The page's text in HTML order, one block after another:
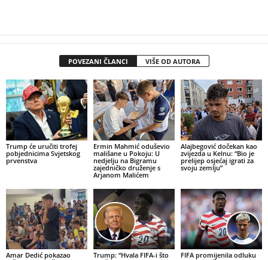
POVEZANI ČLANCI VIŠE OD AUTORA
Trump će uručiti trofej
pobjednicima Svjetskog
prvenstva
Ermin Mahmić oduševio
mališane u Pokoju: U
nedjelju na Bigramu
zajedničko druženje s
Arjanom Malićem
Alajbegović dočekan kao
zvijezda u Kelnu: “Bio je
prelijep osjećaj igrati za
svoju zemlju”
Amar Dedić pokazao
Trump: “Hvala FIFA-i što
FIFA promijenila odluku